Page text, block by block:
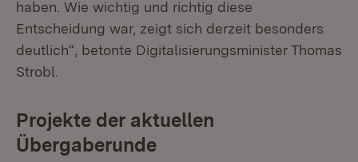
haben. Wie wichtig und richtig diese
Entscheidung war, zeigt sich derzeit besonders
deutlich“, betonte Digitalisierungsminister Thomas
Strobl.
Projekte der aktuellen
Übergaberunde